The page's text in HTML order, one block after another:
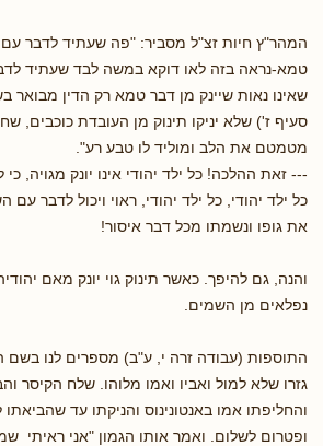
המהר"ץ חיות זצ"ל מסביר: "פה שעתיד לדבר עם
טמא-נראה בזה לאו דוקא במשה לבד שעתיד
שאינו נאות שיינק מן דבר טמא רק הדין מבואר
סעיף ז') שלא יניקו תינוק מן העובדת כוכבים,
מטמטם את הלב ומוליד לו טבע רע".
--- זאת ההלכה! כל ילד יהודי אינו יונק מגויה,
כל ילד יהודי, כל ילד יהודי, ראוי ויכול לדבר עם
את גופו ונשמתו מכל דבר איסור!
והנה, גם להיפך. כאשר תינוק גוי יונק מאם
נפלאים מן השמים.
התוספות (עבודה זרה י, ע"ב) מספרים לנו בשם
גזרו שלא למול ואביו ואמו מלוהו. שלח הקיסר
והחליפתו אמו באנטונינוס והניקתו עד שהביאתו
ופטרום לשלום. ואמר אותו הגמון "אני ראיתי